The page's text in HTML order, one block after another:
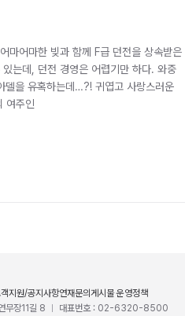
마어마한 빚과 함께 F급 던전을 상속받은
있는데, 던전 경영은 어렵기만 하다. 와중
델을 유혹하는데…?! 귀엽고 사랑스러운
여주인
지원/공지사항연재문의게시물 운영정책
무장11길 8 대표번호 : 02-6320-8500